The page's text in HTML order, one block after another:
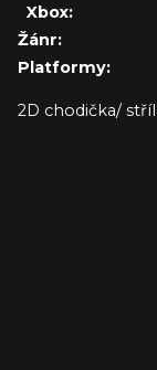
Xbox:
Žánr:
Platformy:
2D chodička/